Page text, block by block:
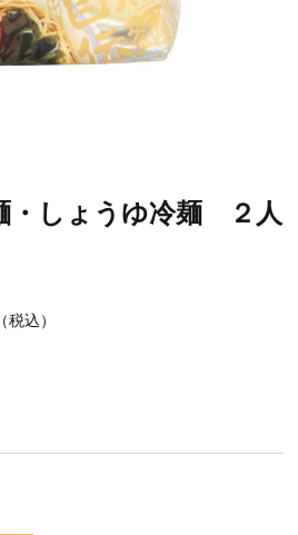
・しょうゆ冷麺 ２人
（税込）